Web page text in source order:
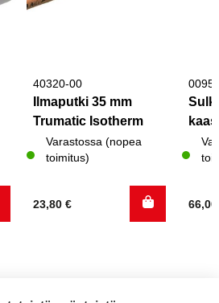
40320-00
Ilmaputki 35 mm
Trumatic Isotherm
Varastossa (nopea
toimitus)
23,80 €